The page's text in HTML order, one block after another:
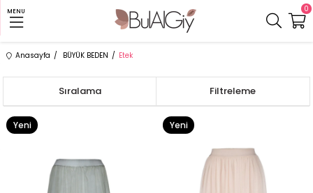
MENU 0
Anasayfa BÜYÜK BEDEN Etek
Filtreleme
Sıralama
Yeni
Yeni